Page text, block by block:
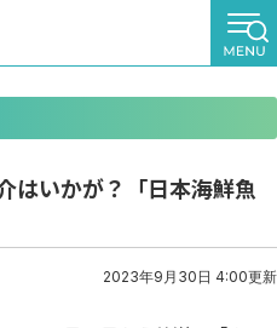
はいかが？「日本海鮮魚
2023年9月30日 4:00更新